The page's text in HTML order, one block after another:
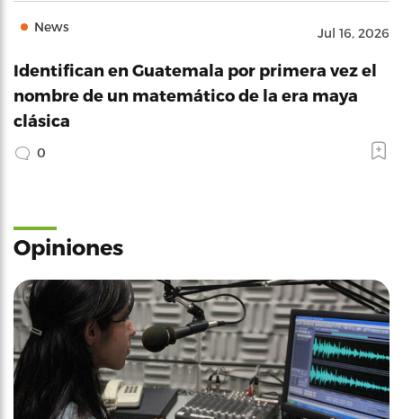
News Jul 16, 2026
Identifican en Guatemala por primera vez el
nombre de un matemático de la era maya
clásica
0
Opiniones